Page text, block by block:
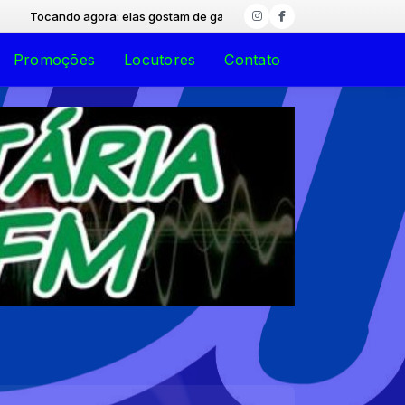
agora: elas gostam de gasolina - Willy pegada
Promoções Locutores Contato